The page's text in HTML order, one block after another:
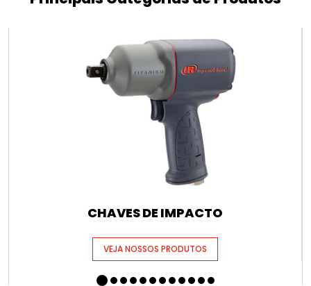
CHAVES DE IMPACTO
VEJA NOSSOS PRODUTOS